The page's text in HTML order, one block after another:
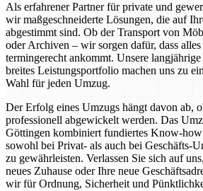
Als erfahrener Partner für private und
wir maßgeschneiderte Lösungen, die auf
abgestimmt sind. Ob der Transport von
oder Archiven – wir sorgen dafür, dass
termingerecht ankommt. Unsere
breites Leistungsportfolio machen uns zu
Wahl für jeden Umzug.
Der Erfolg eines Umzugs hängt davon ab,
professionell abgewickelt werden. Das
Göttingen kombiniert fundiertes Know-
sowohl bei Privat- als auch bei Geschäfts-
zu gewährleisten. Verlassen Sie sich auf
neues Zuhause oder Ihre neue
wir für Ordnung, Sicherheit und